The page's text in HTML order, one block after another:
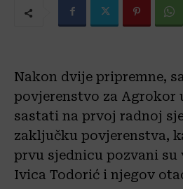
Nakon dvije pripremne,
povjerenstvo za Agrokor
sastati na prvoj radnoj
zaključku povjerenstva,
prvu sjednicu pozvani
Ivica Todorić i njegov